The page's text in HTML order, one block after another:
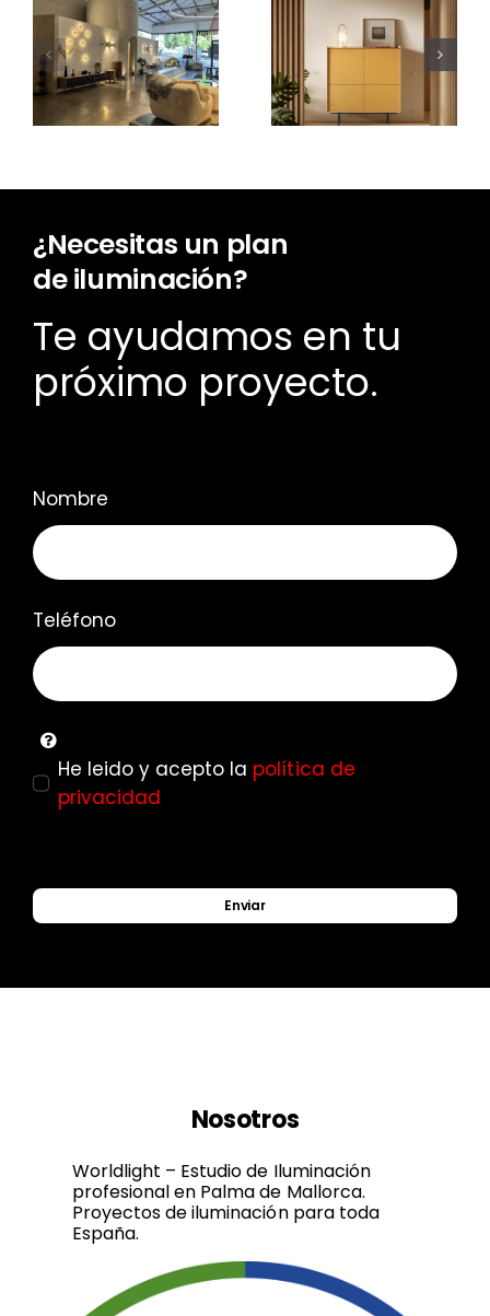
¿Cuánto
cuesta un
proyecto
de
iluminación?
Nuevo Aura
Open
Frame
¿Necesitas un plan
de iluminación?
Te ayudamos en tu
próximo proyecto.
Nombre
Teléfono
He leido y acepto la política de
privacidad
Enviar
Nosotros
Worldlight – Estudio de Iluminación
profesional en Palma de Mallorca.
Proyectos de iluminación para toda
España.